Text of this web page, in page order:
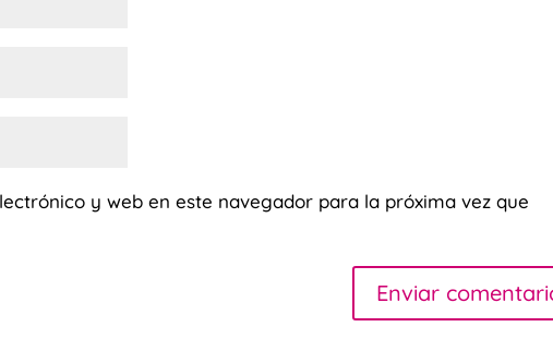
y web en este navegador para la próxima vez que